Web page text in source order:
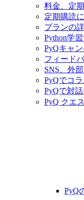
料金、定
定期購読
プランの
Python学
PyQキャ
フィード
SNS、外
PyQでコ
PyQで対
PyQ クエ
PyQ